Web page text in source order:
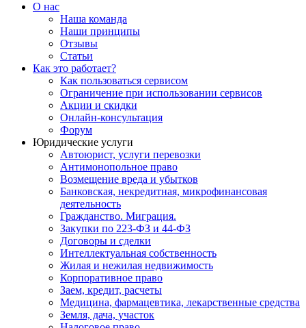
О нас
Наша команда
Наши принципы
Отзывы
Статьи
Как это работает?
Как пользоваться сервисом
Ограничение при использовании сервисов
Акции и скидки
Онлайн-консультация
Форум
Юридические услуги
Автоюрист, услуги перевозки
Антимонопольное право
Возмещение вреда и убытков
Банковская, некредитная, микрофинансовая
деятельность
Гражданство. Миграция.
Закупки по 223-ФЗ и 44-ФЗ
Договоры и сделки
Интеллектуальная собственность
Жилая и нежилая недвижимость
Корпоративное право
Заем, кредит, расчеты
Медицина, фармацевтика, лекарственные средства
Земля, дача, участок